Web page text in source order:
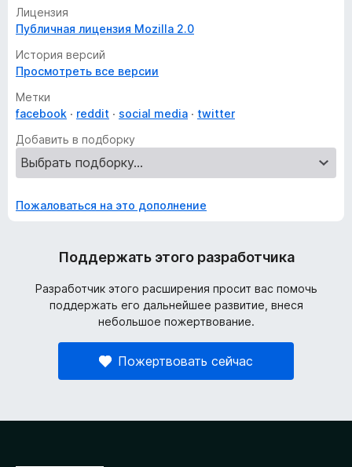
Лицензия
Публичная лицензия Mozilla 2.0
История версий
Просмотреть все версии
Метки
facebook
reddit social media
twitter
Добавить в подборку
Пожаловаться на это дополнение
Поддержать этого разработчика
Разработчик этого расширения просит вас помочь
поддержать его дальнейшее развитие, внеся
небольшое пожертвование.
Пожертвовать сейчас